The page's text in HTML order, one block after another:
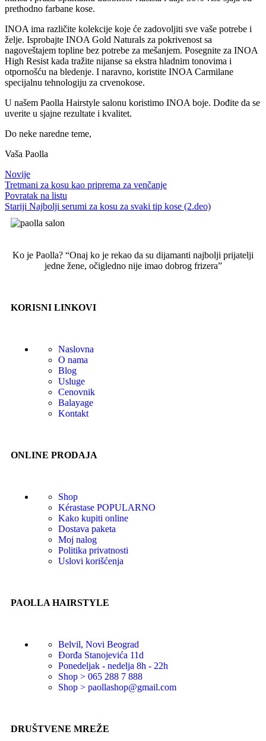
prethodno farbane kose.
INOA ima različite kolekcije koje će zadovoljiti sve vaše potrebe i
želje. Isprobajte INOA Gold Naturals za pokrivenost sa
nagoveštajem topline bez potrebe za mešanjem. Posegnite za INOA
High Resist kada tražite nijanse sa ekstra hladnim tonovima i
otpornošću na bledenje. I naravno, koristite INOA Carmilane
specijalnu tehnologiju za crvenokose.
U našem Paolla Hairstyle salonu koristimo INOA boje. Dođite da se
uverite u sjajne rezultate i kvalitet.
Do neke naredne teme,
Vaša Paolla
Novije
Tretmani za kosu kao priprema za venčanje
Povratak na listu
Stariji Najbolji serumi za kosu za svaki tip kose (2.deo)
Ko je Paolla? “Onaj ko je rekao da su dijamanti najbolji prijatelji
jedne žene, očigledno nije imao dobrog frizera”
KORISNI LINKOVI
Naslovna
O nama
Blog
Usluge
Cenovnik
Balayage
Kontakt
ONLINE PRODAJA
Shop
Kérastase POPULARNO
Kako kupiti online
Dostava paketa
Moj nalog
Politika privatnosti
Uslovi korišćenja
PAOLLA HAIRSTYLE
Belvil, Novi Beograd
Đorđa Stanojevića 11d
Ponedeljak - nedelja 8h - 22h
Shop > 065 288 7 888
Shop > paollashop@gmail.com
DRUŠTVENE MREŽE